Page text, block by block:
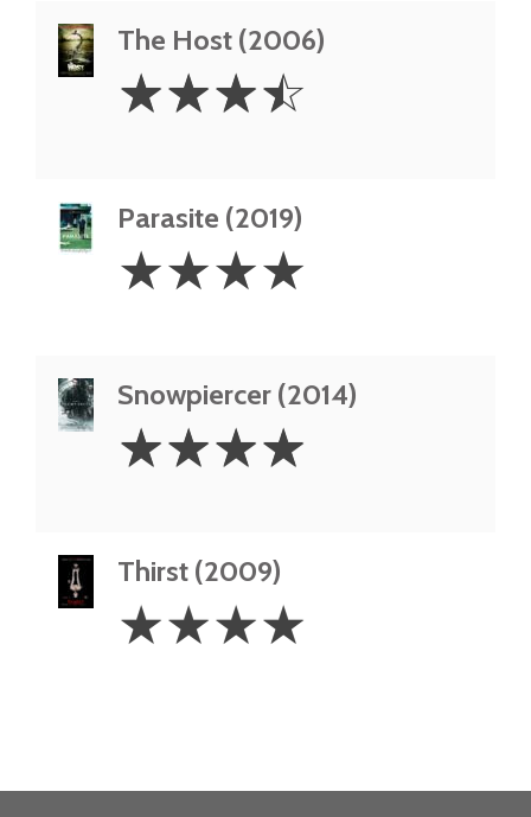
The Host (2006)
3.5
Stars
☆☆☆☆
Parasite (2019)
Stars
☆☆☆☆
Snowpiercer (2014)
Stars
☆☆☆☆
Thirst (2009)
Stars
☆☆☆☆